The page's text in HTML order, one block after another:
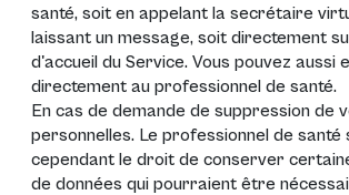
santé, soit en appelant la secrétaire
laissant un message, soit directement
d'accueil du Service. Vous pouvez aussi
directement au professionnel de santé.
En cas de demande de suppression de
personnelles. Le professionnel de santé
cependant le droit de conserver
de données qui pourraient être